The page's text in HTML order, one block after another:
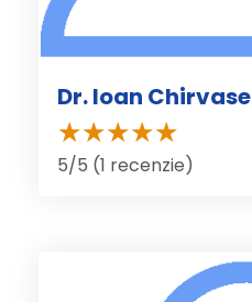
Dr. Ioan Chirvase
5/5 (1 recenzie)